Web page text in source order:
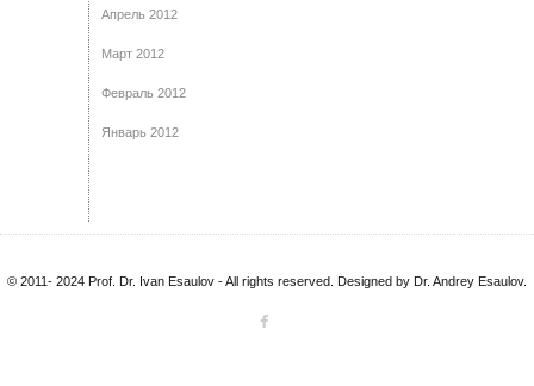
Апрель 2012
Март 2012
Февраль 2012
Январь 2012
© 2011- 2024 Prof. Dr. Ivan Esaulov - All rights reserved. Designed by Dr. Andrey Esaulov.